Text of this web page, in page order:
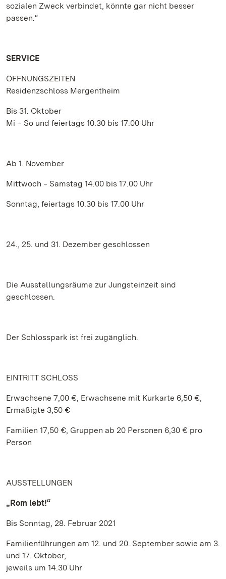
sozialen Zweck verbindet, könnte gar nicht besser
passen.“
SERVICE
ÖFFNUNGSZEITEN
Residenzschloss Mergentheim
Bis 31. Oktober
Mi – So und feiertags 10.30 bis 17.00 Uhr
Ab 1. November
Mittwoch ‒ Samstag 14.00 bis 17.00 Uhr
Sonntag, feiertags 10.30 bis 17.00 Uhr
24., 25. und 31. Dezember geschlossen
Die Ausstellungsräume zur Jungsteinzeit sind
geschlossen.
Der Schlosspark ist frei zugänglich.
EINTRITT SCHLOSS
Erwachsene 7,00 €, Erwachsene mit Kurkarte 6,50 €,
Ermäßigte 3,50 €
Familien 17,50 €, Gruppen ab 20 Personen 6,30 € pro
Person
AUSSTELLUNGEN
„Rom lebt!“
Bis Sonntag, 28. Februar 2021
Familienführungen am 12. und 20. September sowie am 3.
und 17. Oktober,
jeweils um 14.30 Uhr